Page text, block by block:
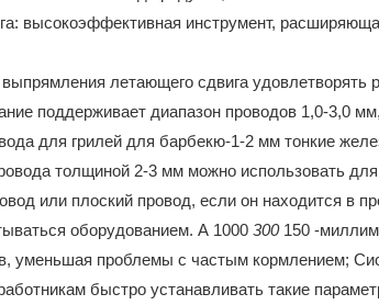
летающего сдвига удовлетворять
поддерживает диапазон проводов 1,0-3,0
для грилей для барбекю-1-2 мм тонкие
толщиной 2-3 мм можно использовать
или плоский провод, если он находится в
оборудованием. А 1000 300 150 -
уменьшая проблемы с частым кормлением;
быстро устанавливать такие